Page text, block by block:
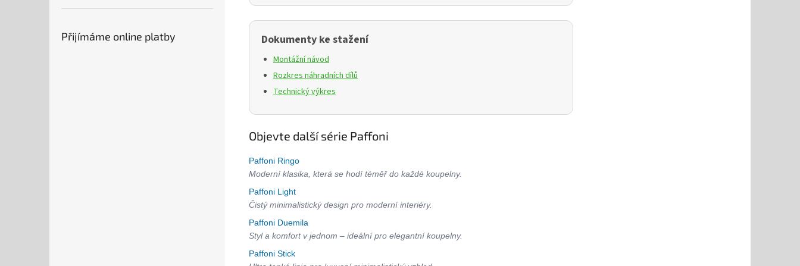
Přijímáme online platby Dokumenty ke stažení
Montážní návod
Rozkres náhradních dílů
Technický výkres
Objevte další série Paffoni
Paffoni Ringo
Moderní klasika, která se hodí téměř do každé koupelny.
Paffoni Light
Čistý minimalistický design pro moderní interiéry.
Paffoni Duemila
Styl a komfort v jednom – ideální pro elegantní koupelny.
Paffoni Stick